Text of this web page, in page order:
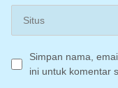
Simpan nama,
ini untuk komentar